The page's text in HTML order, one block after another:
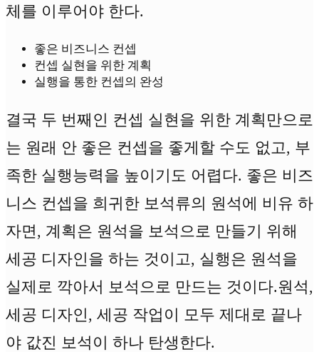
체를 이루어야 한다.
좋은 비즈니스 컨셉
컨셉 실현을 위한 계획
실행을 통한 컨셉의 완성
결국 두 번째인 컨셉 실현을 위한 계획만으로
는 원래 안 좋은 컨셉을 좋게할 수도 없고, 부
족한 실행능력을 높이기도 어렵다. 좋은 비즈
니스 컨셉을 희귀한 보석류의 원석에 비유 하
자면, 계획은 원석을 보석으로 만들기 위해
세공 디자인을 하는 것이고, 실행은 원석을
실제로 깍아서 보석으로 만드는 것이다.원석,
세공 디자인, 세공 작업이 모두 제대로 끝나
야 값진 보석이 하나 탄생한다.